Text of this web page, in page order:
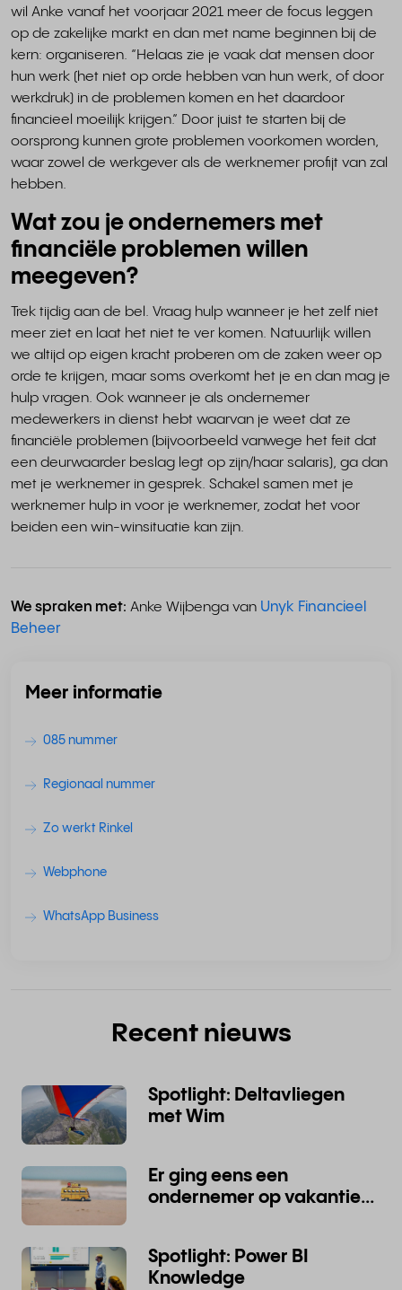
wil Anke vanaf het voorjaar 2021 meer de focus leggen
op de zakelijke markt en dan met name beginnen bij de
kern: organiseren. “Helaas zie je vaak dat mensen door
hun werk (het niet op orde hebben van hun werk, of door
werkdruk) in de problemen komen en het daardoor
financieel moeilijk krijgen.” Door juist te starten bij de
oorsprong kunnen grote problemen voorkomen worden,
waar zowel de werkgever als de werknemer profijt van zal
hebben.
Wat zou je ondernemers met
financiële problemen willen
meegeven?
Trek tijdig aan de bel. Vraag hulp wanneer je het zelf niet
meer ziet en laat het niet te ver komen. Natuurlijk willen
we altijd op eigen kracht proberen om de zaken weer op
orde te krijgen, maar soms overkomt het je en dan mag je
hulp vragen. Ook wanneer je als ondernemer
medewerkers in dienst hebt waarvan je weet dat ze
financiële problemen (bijvoorbeeld vanwege het feit dat
een deurwaarder beslag legt op zijn/haar salaris), ga dan
met je werknemer in gesprek. Schakel samen met je
werknemer hulp in voor je werknemer, zodat het voor
beiden een win-winsituatie kan zijn.
We spraken met: Anke Wijbenga van Unyk Financieel
Beheer
Meer informatie
085 nummer
Regionaal nummer
Zo werkt Rinkel
Webphone
WhatsApp Business
Recent nieuws
Spotlight: Deltavliegen
met Wim
Er ging eens een
ondernemer op vakantie...
Spotlight: Power BI
Knowledge